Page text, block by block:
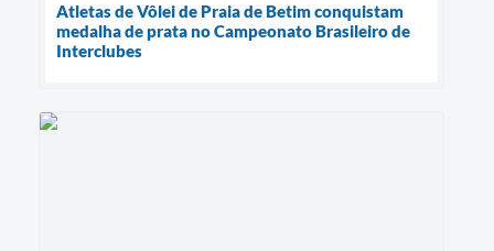
Atletas de Vôlei de Praia de Betim conquistam
medalha de prata no Campeonato Brasileiro de
Interclubes